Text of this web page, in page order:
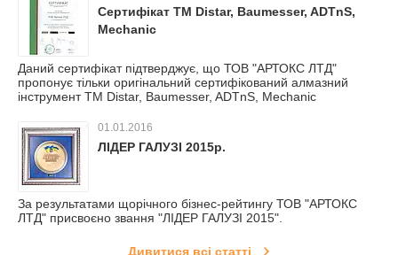
Сертифікат ТМ Distar, Baumesser, ADTnS,
Mechanic
Даний сертифікат підтверджує, що ТОВ "АРТОКС ЛТД"
пропонує тільки оригінальний сертифікований алмазний
інструмент ТМ Distar, Baumesser, ADTnS, Mechanic
01.01.2016
ЛІДЕР ГАЛУЗІ 2015р.
За результатами щорічного бізнес-рейтингу ТОВ "АРТОКС
ЛТД" присвоєно звання "ЛІДЕР ГАЛУЗІ 2015".
Дивитися всі статті